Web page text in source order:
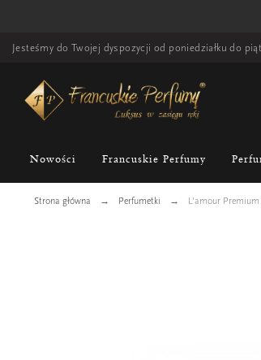
Jesteśmy do Twojej dyspozycji od poniedziałku do
Nowości Francuskie Perfumy
Strona główna Perfumetki L'amour Premium